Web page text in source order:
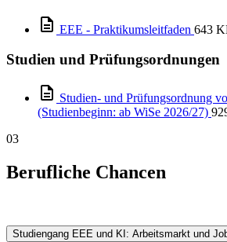
EEE - Praktikumsleitfaden 643
Studien und Prüfungsordnungen
Studien- und Prüfungsordnung
(Studienbeginn: ab WiSe 2026/27)
03
Berufliche Chancen
Studiengang EEE und KI: Arbeitsmarkt und